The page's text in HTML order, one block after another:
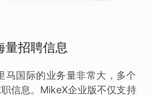
量招聘信息
马国际的业务量非常大，多个
信息。MikeX企业版不仅支持